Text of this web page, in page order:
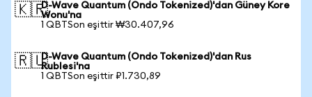
🇰🇷D-Wave Quantum (Ondo Tokenized)'dan Güney Kore
Wonu'na
1 QBTSon eşittir ₩30.407,96
🇷🇺D-Wave Quantum (Ondo Tokenized)'dan Rus
Rublesi'na
1 QBTSon eşittir ₽1.730,89